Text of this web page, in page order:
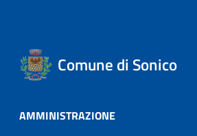
Comune di Sonico
AMMINISTRAZIONE